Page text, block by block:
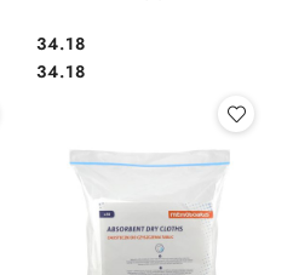
Cena:
34.18
Cena:
34.18